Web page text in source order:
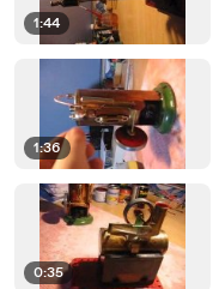
1:44
1:36
0:35